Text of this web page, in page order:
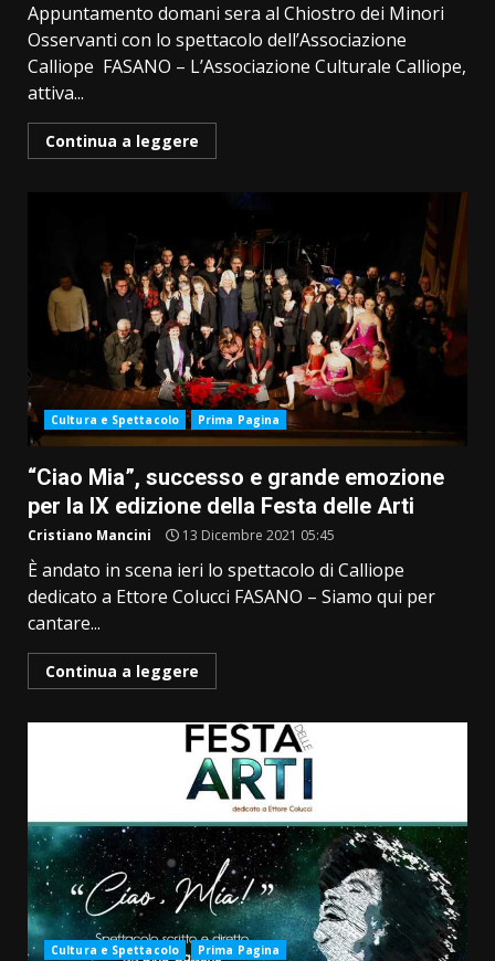
Appuntamento domani sera al Chiostro dei Minori
Osservanti con lo spettacolo dell’Associazione
Calliope FASANO – L’Associazione Culturale Calliope,
attiva...
Continua a leggere
Cultura e Spettacolo Prima Pagina
“Ciao Mia”, successo e grande emozione
per la IX edizione della Festa delle Arti
Cristiano Mancini 13 Dicembre 2021 05:45
È andato in scena ieri lo spettacolo di Calliope
dedicato a Ettore Colucci FASANO – Siamo qui per
cantare...
Continua a leggere
Cultura e Spettacolo Prima Pagina